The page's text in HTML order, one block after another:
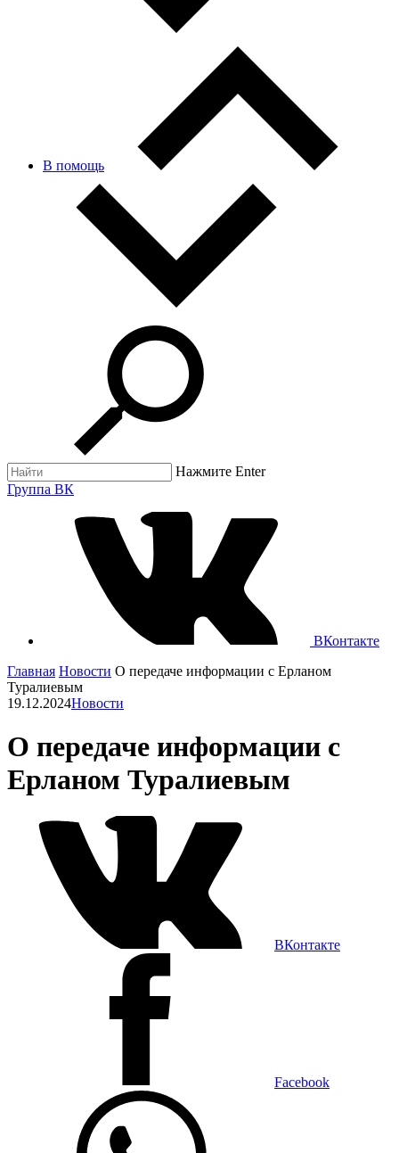
В помощь
Нажмите Enter
Группа ВК
ВКонтакте
Главная Новости О передаче информации с Ерланом
Туралиевым
19.12.2024Новости
О передаче информации с
Ерланом Туралиевым
ВКонтакте
Facebook